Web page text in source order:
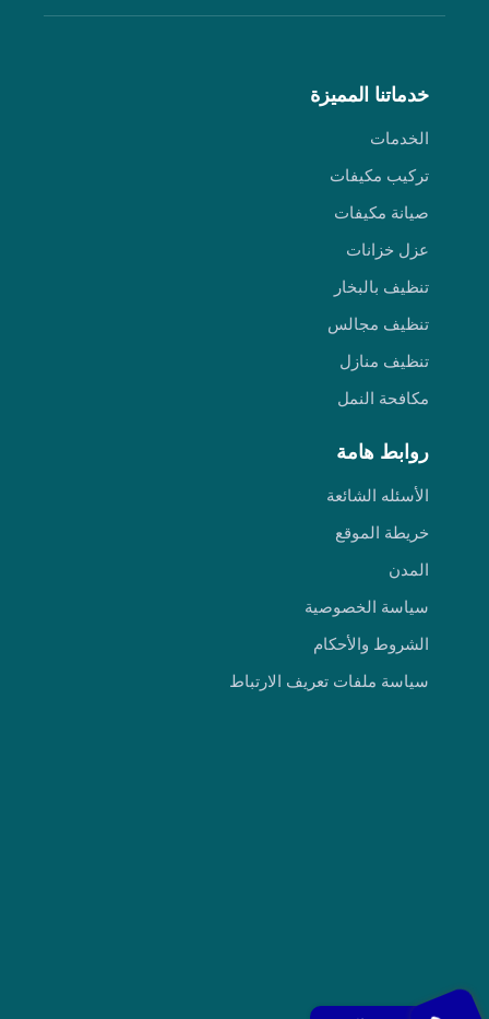
خدماتنا المميزة
الخدمات
تركيب مكيفات
صيانة مكيفات
عزل خزانات
تنظيف بالبخار
تنظيف مجالس
تنظيف منازل
مكافحة النمل
روابط هامة
الأسئله الشائعة
خريطة الموقع
المدن
سياسة الخصوصية
الشروط والأحكام
سياسة ملفات تعريف الارتباط